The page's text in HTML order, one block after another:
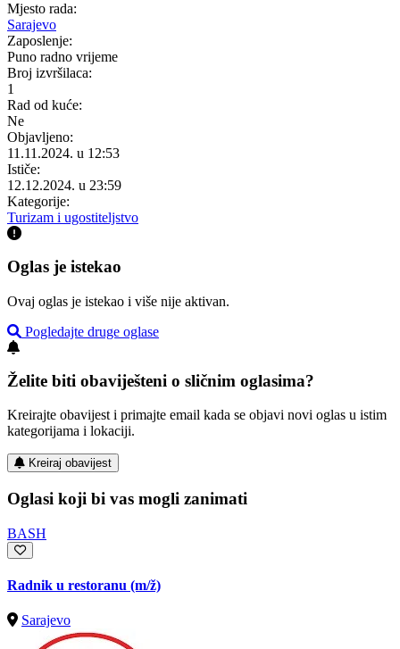
Mjesto rada:
Sarajevo
Zaposlenje:
Puno radno vrijeme
Broj izvršilaca:
1
Rad od kuće:
Ne
Objavljeno:
11.11.2024. u 12:53
Ističe:
12.12.2024. u 23:59
Kategorije:
Turizam i ugostiteljstvo
Oglas je istekao
Ovaj oglas je istekao i više nije aktivan.
Pogledajte druge oglase
Želite biti obaviješteni o sličnim oglasima?
Kreirajte obavijest i primajte email kada se objavi novi oglas u istim
kategorijama i lokaciji.
Kreiraj obavijest
Oglasi koji bi vas mogli zanimati
BASH
Radnik u restoranu (m/ž)
Sarajevo